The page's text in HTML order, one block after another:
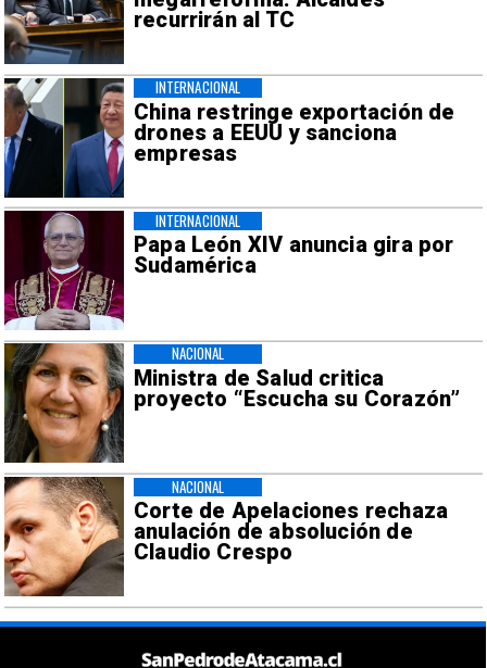
recurrirán al TC
China restringe exportación de
drones a EEUU y sanciona
empresas
INTERNACIONAL
Papa León XIV anuncia gira por
Sudamérica
INTERNACIONAL
Ministra de Salud critica
proyecto “Escucha su Corazón”
NACIONAL
Corte de Apelaciones rechaza
anulación de absolución de
Claudio Crespo
NACIONAL